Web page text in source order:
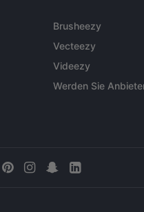
Brusheezy
Vecteezy
Videezy
Werden Sie